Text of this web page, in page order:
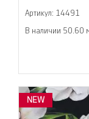
Артикул: 14491
В наличии 50.60
NEW